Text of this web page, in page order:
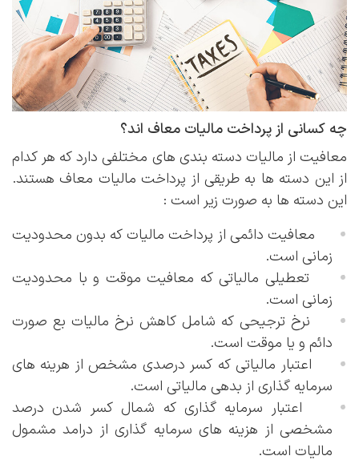
چه کسانی از پرداخت مالیات معاف اند؟
معافیت از مالیات دسته بندی های مختلفی دارد که هر کدام
از این دسته ها به طریقی از پرداخت مالیات معاف هستند.
این دسته ها به صورت زیر است :
معافیت دائمی از پرداخت مالیات که بدون محدودیت
زمانی است.
تعطیلی مالیاتی که معافیت موقت و با محدودیت
زمانی است.
نرخ ترجیحی که شامل کاهش نرخ مالیات بع صورت
دائم و یا موقت است.
اعتبار مالیاتی که کسر درصدی مشخص از هرینه های
سرمایه گذاری از بدهی مالیاتی است.
اعتبار سرمایه گذاری که شمال کسر شدن درصد
مشخصی از هزینه های سرمایه گذاری از درامد مشمول
مالیات است.